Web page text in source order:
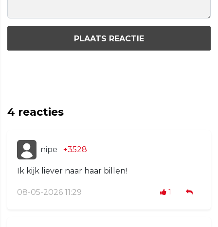
PLAATS REACTIE
4 reacties
nipe +3528
Ik kijk liever naar haar billen!
08-05-2026 11:29 1